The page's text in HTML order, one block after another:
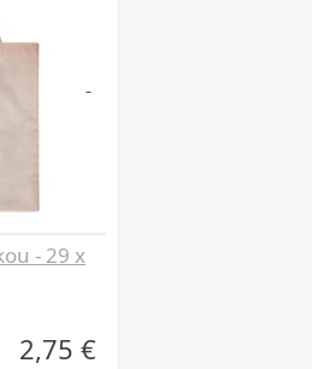
- 29 x
2,75 €